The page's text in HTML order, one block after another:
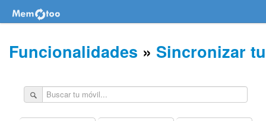
Funcionalidades » Sincronizar